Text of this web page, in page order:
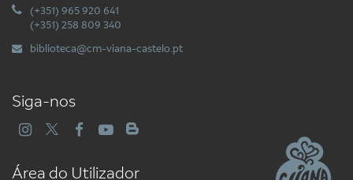
(+351) 965 920 641
(+351) 258 809 340
biblioteca@cm-viana-castelo.pt
Siga-nos
Área do Utilizador